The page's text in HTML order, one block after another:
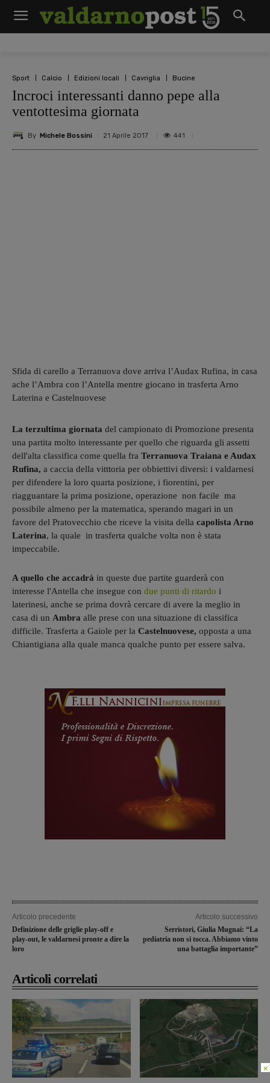
Sport Calcio Edizioni locali Cavriglia Bucine
Incroci interessanti danno pepe alla
ventottesima giornata
By Michele Bossini 21 Aprile 2017 441
Sfida di carello a Terranuova dove arriva l’Audax Rufina, in casa
ache l’Ambra con l’Antella mentre giocano in trasferta Arno
Laterina e Castelnuovese
La terzultima giornata del campionato di Promozione presenta
una partita molto interessante per quello che riguarda gli assetti
dell'alta classifica come quella fra Terranuova Traiana e Audax
Rufina, a caccia della vitttoria per obbiettivi diversi: i valdarnesi
per difendere la loro quarta posizione, i fiorentini, per
riagguantare la prima posizione, operazione non facile ma
possibile almeno per la matematica, sperando magari in un
favore del Pratovecchio che riceve la visita della capolista Arno
Laterina, la quale in trasferta qualche volta non è stata
impeccabile.
A quello che accadrà in queste due partite guarderà con
interesse l'Antella che insegue con due punti di ritardo i
laterinesi, anche se prima dovrà cercare di avere la meglio in
casa di un Ambra alle prese con una situazione di classifica
difficile. Trasferta a Gaiole per la Castelnuovese, opposta a una
Chiantigiana alla quale manca qualche punto per essere salva.
Articolo precedente
Definizione delle griglie play-off e
play-out, le valdarnesi pronte a dire la
loro
Articolo successivo
Serristori, Giulia Mugnai: “La
pediatria non si tocca. Abbiamo vinto
una battaglia importante”
Articoli correlati
×